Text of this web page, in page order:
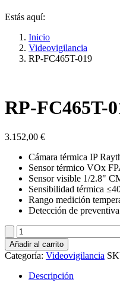
Estás aquí:
Inicio
Videovigilancia
RP-FC465T-019
RP-FC465T-
3.152,00 €
Cámara térmica IP
Sensor térmico VOx
Sensor visible 1/2.8"
Sensibilidad térmica
Rango medición
Detección de
RP-
FC465T-
019
cantidad
Añadir al carrito
Categoría: Videovigilancia
Descripción